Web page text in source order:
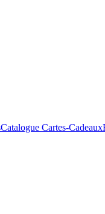
Catalogue Cartes-Cadeaux